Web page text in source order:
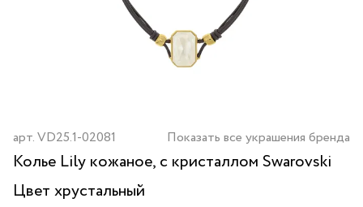
арт.VD25.1-02081 Показать все украшения бренда
Колье Lily кожаное, с кристаллом Swarovski
Цвет хрустальный